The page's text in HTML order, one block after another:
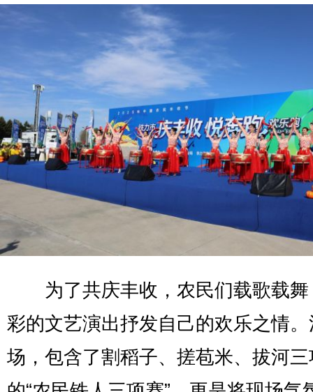
为了共庆丰收，农民们载歌载舞
彩的文艺演出抒发自己的欢乐之情
场，包含了割稻子、搓苞米、拔河